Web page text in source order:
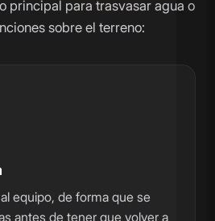
principal para trasvasar agua o
sobre el terreno:
equipo, de forma que se
antes de tener que volver a